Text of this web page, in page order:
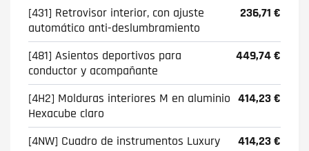
[431] Retrovisor interior, con ajuste
automático anti-deslumbramiento
236,71 €
[481] Asientos deportivos para
conductor y acompañante
449,74 €
[4H2] Molduras interiores M en aluminio
Hexacube claro
414,23 €
[4NW] Cuadro de instrumentos Luxury 414,23 €